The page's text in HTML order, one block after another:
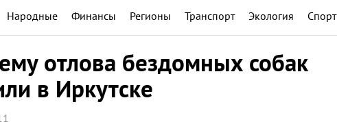
Народные Финансы Регионы Транспорт Экология Спорт
отлова бездомных собак
в Иркутске